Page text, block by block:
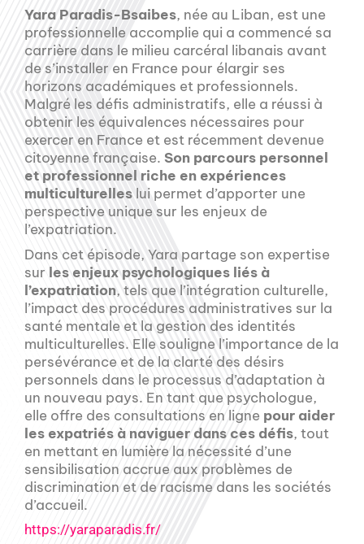
Yara Paradis-Bsaibes, née au Liban, est une
professionnelle accomplie qui a commencé sa
carrière dans le milieu carcéral libanais avant
de s’installer en France pour élargir ses
horizons académiques et professionnels.
Malgré les défis administratifs, elle a réussi à
obtenir les équivalences nécessaires pour
exercer en France et est récemment devenue
citoyenne française. Son parcours personnel
et professionnel riche en expériences
multiculturelles lui permet d’apporter une
perspective unique sur les enjeux de
l’expatriation.
Dans cet épisode, Yara partage son expertise
sur les enjeux psychologiques liés à
l’expatriation, tels que l’intégration culturelle,
l’impact des procédures administratives sur la
santé mentale et la gestion des identités
multiculturelles. Elle souligne l’importance de la
persévérance et de la clarté des désirs
personnels dans le processus d’adaptation à
un nouveau pays. En tant que psychologue,
elle offre des consultations en ligne pour aider
les expatriés à naviguer dans ces défis, tout
en mettant en lumière la nécessité d’une
sensibilisation accrue aux problèmes de
discrimination et de racisme dans les sociétés
d’accueil.
https://yaraparadis.fr/